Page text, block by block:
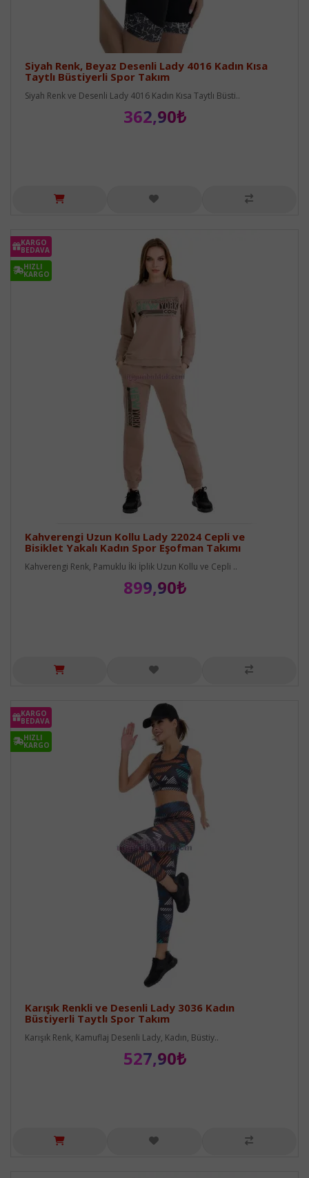
Siyah Renk, Beyaz Desenli Lady 4016 Kadın Kısa
Taytlı Büstiyerli Spor Takım
Siyah Renk ve Desenli Lady 4016 Kadın Kısa Taytlı Büsti..
362,90₺
KARGO
BEDAVA
HIZLI
KARGO
Kahverengi Uzun Kollu Lady 22024 Cepli ve
Bisiklet Yakalı Kadın Spor Eşofman Takımı
Kahverengi Renk, Pamuklu İki İplik Uzun Kollu ve Cepli ..
899,90₺
KARGO
BEDAVA
HIZLI
KARGO
Karışık Renkli ve Desenli Lady 3036 Kadın
Büstiyerli Taytlı Spor Takım
Karışık Renk, Kamuflaj Desenli Lady, Kadın, Büstiy..
527,90₺